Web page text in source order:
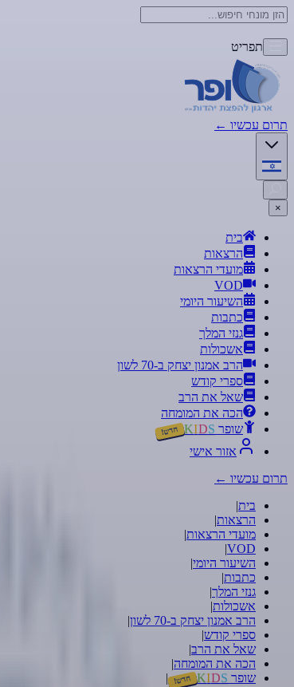
תפריט
תרום עכשיו ←
×
בית
הרצאות
מועדי הרצאות
VOD
השיעור היומי
כתבות
גנזי המלך
אשכולות
הרב אמנון יצחק ב-70 לשון
ספרי קודש
שאל את הרב
הכה את המומחה
שופר
KIDS חדש!
אזור אישי
תרום עכשיו ←
בית|
הרצאות|
מועדי הרצאות|
VOD
|
השיעור היומי|
כתבות|
גנזי המלך|
אשכולות|
הרב אמנון יצחק ב-70 לשון
|
ספרי קודש|
שאל את הרב|
הכה את המומחה|
שופר
KIDS חדש! |